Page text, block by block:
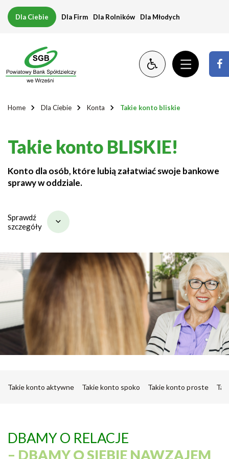
Takie
konto
bliskie
Dla Ciebie Dla Firm Dla Rolników Dla Młodych
Home Dla Ciebie Konta Takie konto bliskie
Takie konto BLISKIE!
Konto dla osób, które lubią załatwiać swoje bankowe
sprawy w oddziale.
Sprawdź
szczegóły
Takie konto aktywne Takie konto spoko Takie konto proste
DBAMY O RELACJE
– DBAMY O SIEBIE NAWZAJEM